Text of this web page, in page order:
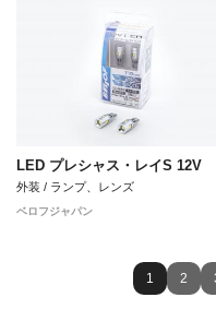
LED プレシャス・レイS 12V
外装 / ランプ、レンズ
ベロフジャパン
1 2